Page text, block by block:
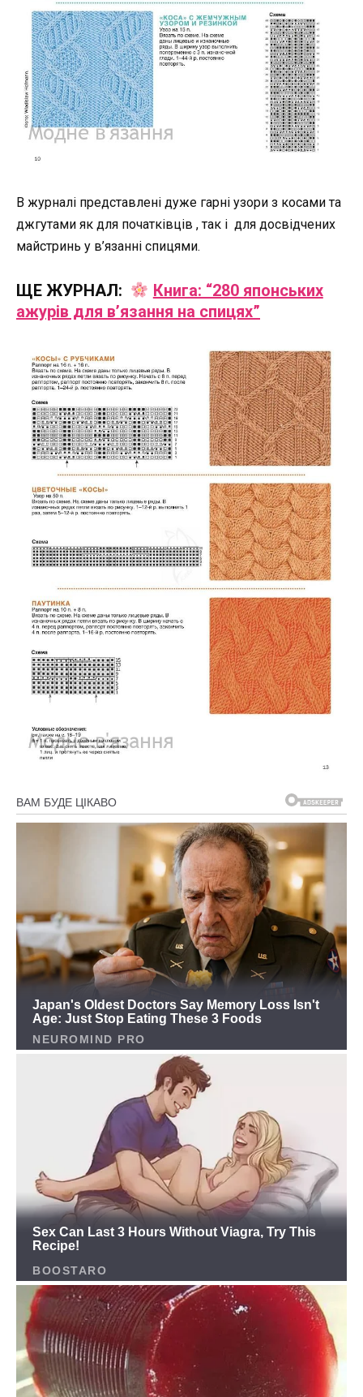
В журналі представлені дуже гарні узори з косами та
джгутами як для початківців , так і для досвідчених
майстринь у в’язанні спицями.
ЩЕ ЖУРНАЛ:
Книга: “280 японських
ажурів для в’язання на спицях”